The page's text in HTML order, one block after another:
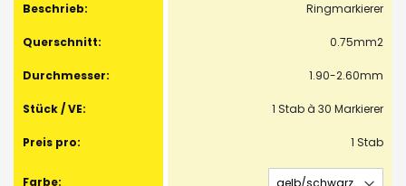
Ringmarkierer
0.75mm2
1.90-2.60mm
1 Stab à 30 Markierer
1 Stab